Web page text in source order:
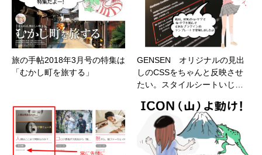
旅の手帖2018年3月号の特集は
「むかし町を旅する」
GENSEN オリジナルの見出
しのCSSをちゃんと反映させ
たい。スタイルシートいじ…